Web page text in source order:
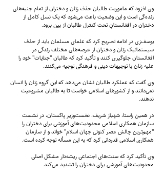
وی افزود که ماموریت طالبان حذف زنان و دختران از تمام جنبه‌های
زنده‌گی است و این وضعیت باعث می‌شود که یک نسل کامل از
دختران در افغانستانِ تحت کنترل طالبان از بین برود.
یوسف‌زی در ادامه تصریح کرد که علمای مسلمان باید از حذف
سیستماتیک زنان و دختران از عرصه‌های مختلف زندگی در
افغانستان جلوگیری کنند و تأکید کرد که طالبان "جنایات" خود را
علیه زنان با توجیهات دینی و فرهنگی توجیه می‌کنند.
وی گفت که عملکرد طالبان نشان می‌دهد که این گروه زنان را انسان
نمی‌دانند و از کشورهای اسلامی خواست تا به طالبان مشروعیت
ندهند.
در همین راستا، شهباز شریف، نخست‌وزیر پاکستان، در نشست
سازمان همکاری اسلامی محدودیت‌های آموزشی برای دختران را
"مهم‌ترین چالش عصر کنونی جهان اسلام" خواند و از سازمان
همکاری اسلامی قدردانی کرد که به این مسأله توجه کرده است.
وی تأکید کرد که سنت‌های اجتماعی ریشه‌دار مشکل اصلی
محدودیت‌های آموزشی برای دختران را تشدید می‌کند.